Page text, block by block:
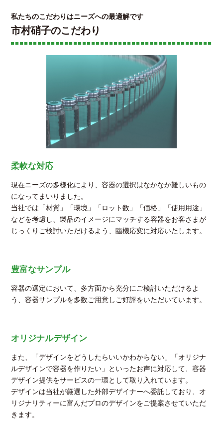
海外製香水ビン
(フランス・イギリス・スペイン等)
カタログ差し上げます
ご希望の方にメールでお送りいたします。メールに＜カタログ希望＞とご
私たちのこだわりはニーズへの最適解です
市村硝子のこだわり
柔軟な対応
現在ニーズの多様化により、容器の選択はなかなか難しいもの
になってまいりました。
当社では「材質」「環境」「ロット数」「価格」「使用用途」
などを考慮し、製品のイメージにマッチする容器をお客さまが
じっくりご検討いただけるよう、臨機応変に対応いたします。
豊富なサンプル
容器の選定において、多方面から充分にご検討いただけるよ
う、容器サンプルを多数ご用意しご好評をいただいています。
オリジナルデザイン
また、「デザインをどうしたらいいかわからない」「オリジナ
ルデザインで容器を作りたい」といったお声に対応して、容器
デザイン提供をサービスの一環として取り入れています。
デザインは当社が厳選した外部デザイナーへ委託しており、オ
リジナリティーに富んだプロのデザインをご提案させていただ
きます。